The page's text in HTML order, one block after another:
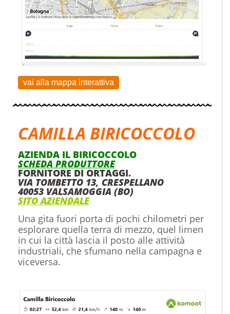
vai alla mappa interattiva
CAMILLA BIRICOCCOLO
AZIENDA IL BIRICOCCOLO
SCHEDA PRODUTTORE
FORNITORE DI ORTAGGI.
VIA TOMBETTO 13, CRESPELLANO
40053 VALSAMOGGIA (BO)
SITO AZIENDALE
Una gita fuori porta di pochi chilometri per
esplorare quella terra di mezzo, quel limen
in cui la città lascia il posto alle attività
industriali, che sfumano nella campagna e
viceversa.